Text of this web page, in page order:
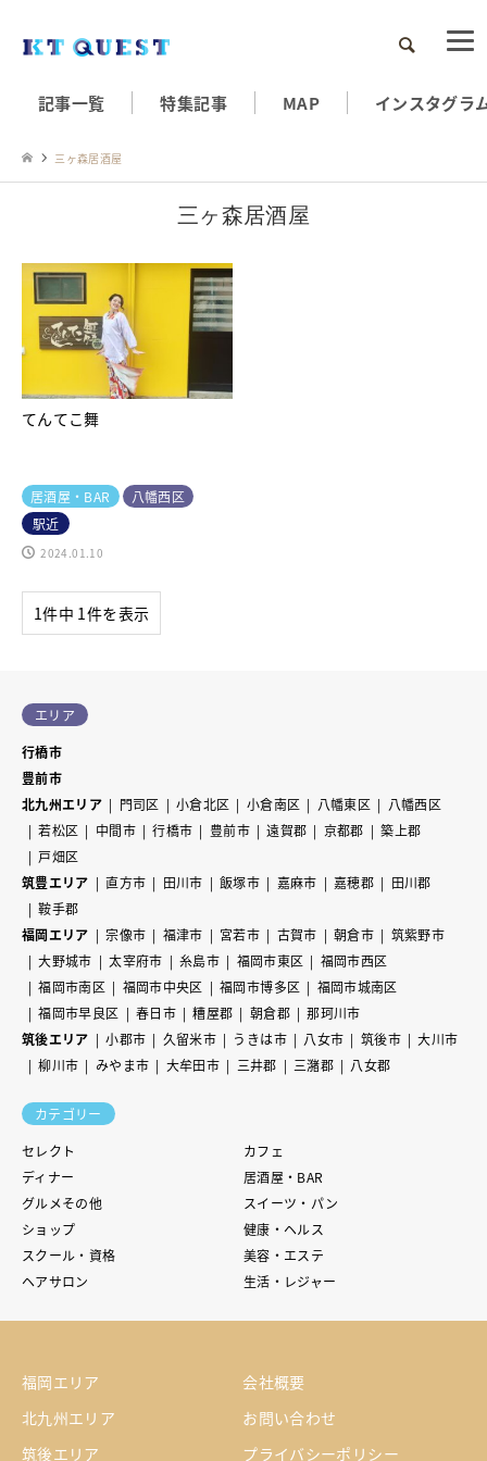
検索
記事一覧 特集記事 MAP インスタグラ
三ヶ森居酒屋
三ヶ森居酒屋
てんてこ舞
居酒屋・BAR
八幡西区
駅近
2024.01.10
1件中 1件を表示
エリア
行橋市
豊前市
北九州エリア
門司区 小倉北区 小倉南区 八幡東区
八幡西区
若松区
中間市 行橋市 豊前市 遠賀郡 京都郡
築上郡
戸畑区
筑豊エリア
直方市 田川市 飯塚市 嘉麻市 嘉穂郡
田川郡
鞍手郡
福岡エリア
宗像市 福津市 宮若市 古賀市 朝倉市
筑紫野市
大野城市
太宰府市 糸島市 福岡市東区
福岡市西区
福岡市南区
福岡市中央区 福岡市博多区
福岡市城南区
福岡市早良区
春日市 糟屋郡 朝倉郡
那珂川市
筑後エリア
小郡市 久留米市 うきは市 八女市 筑後市
大川市
柳川市
みやま市 大牟田市 三井郡 三潴郡 八女郡
カテゴリー
セレクト
カフェ
ディナー
居酒屋・BAR
グルメその他
スイーツ・パン
ショップ
健康・ヘルス
スクール・資格
美容・エステ
ヘアサロン
生活・レジャー
福岡エリア
北九州エリア
筑後エリア
会社概要
お問い合わせ
プライバシーポリシー